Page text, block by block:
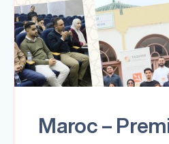
Maroc –